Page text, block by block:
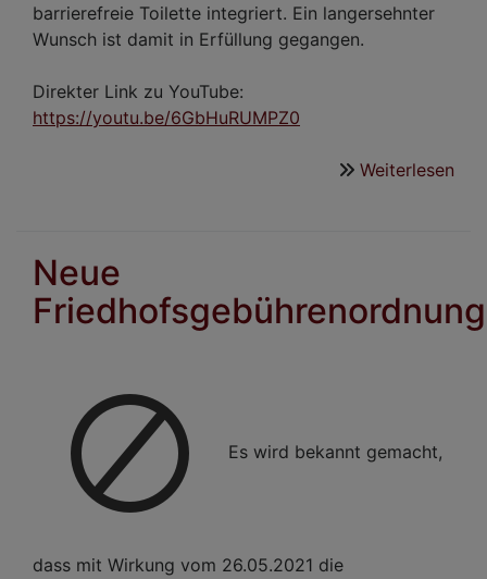
barrierefreie Toilette integriert. Ein langersehnter
Wunsch ist damit in Erfüllung gegangen.
Direkter Link zu YouTube:
https://youtu.be/6GbHuRUMPZ0
Weiterlesen
Neue
Friedhofsgebührenordnung
Es wird bekannt gemacht,
dass mit Wirkung vom 26.05.2021 die